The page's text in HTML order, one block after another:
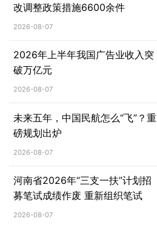
改调整政策措施6600余件
2026-08-07
2026年上半年我国广告业收入突
破万亿元
2026-08-07
未来五年，中国民航怎么“飞”？重
磅规划出炉
2026-08-07
河南省2026年“三支一扶”计划招
募笔试成绩作废 重新组织笔试
2026-08-07